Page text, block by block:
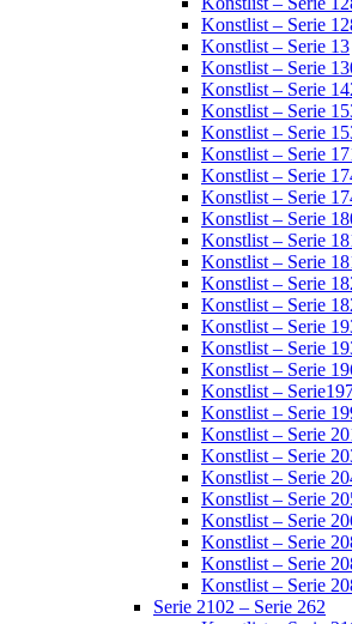
Konstlist – Serie
Konstlist – Serie 13
Konstlist – Serie
Konstlist – Serie
Konstlist – Serie
Konstlist – Serie
Konstlist – Serie
Konstlist – Serie
Konstlist – Serie
Konstlist – Serie
Konstlist – Serie
Konstlist – Serie
Konstlist – Serie
Konstlist – Serie
Konstlist – Serie
Konstlist – Serie
Konstlist – Serie
Konstlist –
Konstlist – Serie
Konstlist – Serie
Konstlist – Serie
Konstlist – Serie
Konstlist – Serie
Konstlist – Serie
Konstlist – Serie
Konstlist – Serie
Konstlist – Serie
Serie 2102 – Serie 262